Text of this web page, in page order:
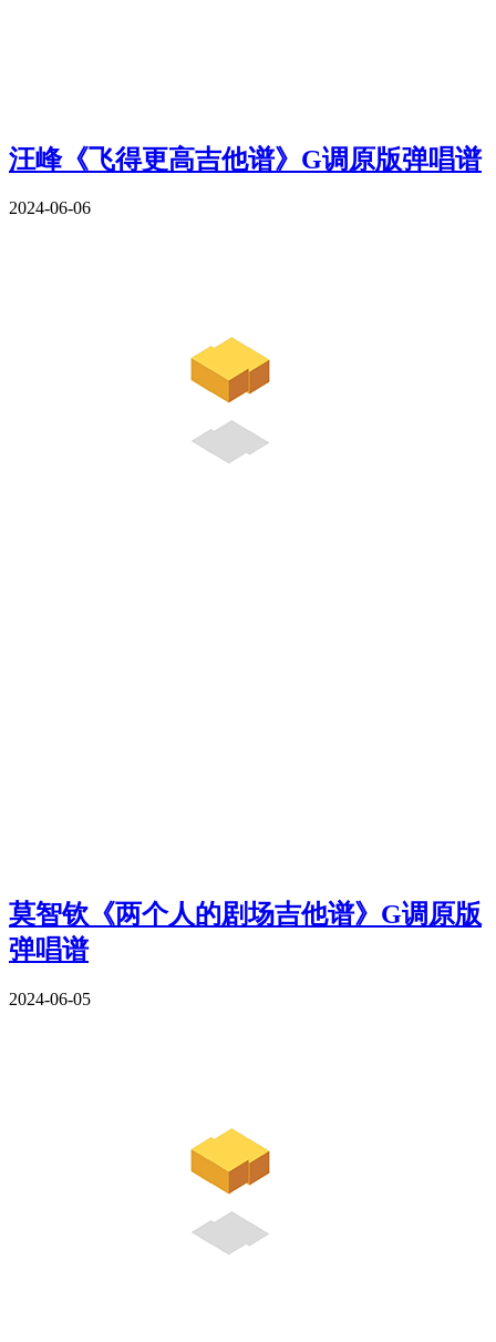
汪峰《飞得更高吉他谱》G调原版弹唱谱
2024-06-06
莫智钦《两个人的剧场吉他谱》G调原版
弹唱谱
2024-06-05